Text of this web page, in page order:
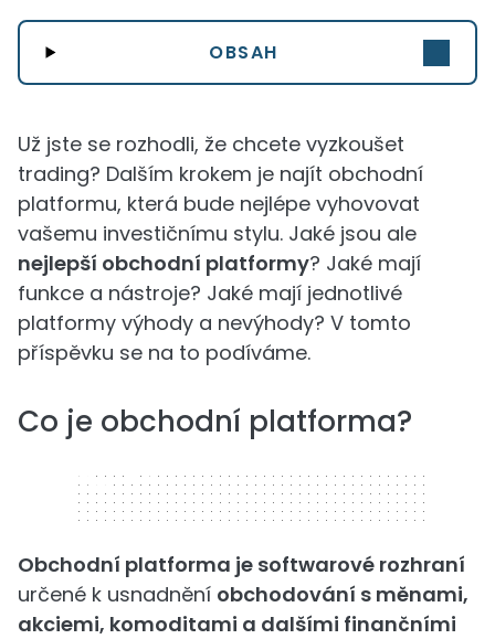
OBSAH
Už jste se rozhodli, že chcete vyzkoušet
trading? Dalším krokem je najít obchodní
platformu, která bude nejlépe vyhovovat
vašemu investičnímu stylu. Jaké jsou ale
nejlepší obchodní platformy? Jaké mají
funkce a nástroje? Jaké mají jednotlivé
platformy výhody a nevýhody? V tomto
příspěvku se na to podíváme.
Co je obchodní platforma?
320 x 50
Obchodní platforma je softwarové rozhraní
určené k usnadnění obchodování s měnami,
akciemi, komoditami a dalšími finančními